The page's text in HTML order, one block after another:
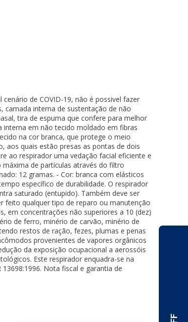
de COVID-19, não é possivel fazer
camada interna de sustentação de não
tira de espuma que confere para melhor
interna em não tecido moldado em fibras
na cor branca, que protege o meio
aos quais estão presas as pontas de dois
ao respirador uma vedação facial eficiente e
de partículas através do filtro
12 gramas. - Cor: branca com elásticos
específico de durabilidade. O respirador
saturado (entupido). Também deve ser
feito qualquer tipo de reparo ou manutenção
em concentrações não superiores a 10 (dez)
de ferro, minério de carvão, minério de
restos de ração, fezes, plumas e penas
provenientes de vapores orgânicos
da exposição ocupacional a aerossóis
Este respirador enquadra-se na
Nota fiscal e garantia de